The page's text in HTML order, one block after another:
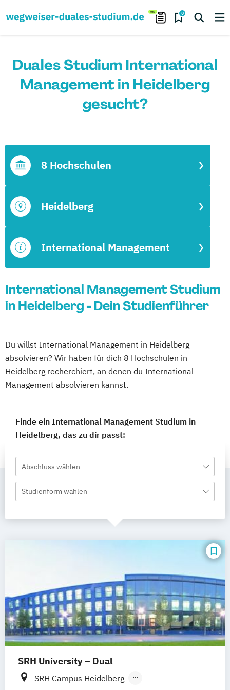
0
Duales Studium International
Management in Heidelberg
gesucht?
International Management
Heidelberg
8 Hochschulen
International Management Studium
in Heidelberg - Dein Studienführer
Du willst International Management in Heidelberg
absolvieren? Wir haben für dich 8 Hochschulen in
Heidelberg recherchiert, an denen du International
Management absolvieren kannst.
Finde ein International Management Studium in
Heidelberg, das zu dir passt:
Abschluss wählen
Studienform wählen
SRH University – Dual
SRH Campus Heidelberg